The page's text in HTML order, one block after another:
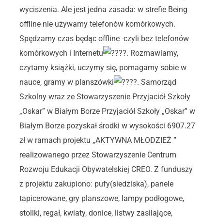
wyciszenia. Ale jest jedna zasada: w strefie Being
offline nie używamy telefonów komórkowych.
Spędzamy czas będąc offline -czyli bez telefonów
komórkowych i Internetu
. Rozmawiamy,
czytamy książki, uczymy się, pomagamy sobie w
nauce, gramy w planszówki
. Samorząd
Szkolny wraz ze Stowarzyszenie Przyjaciół Szkoły
„Oskar” w Białym Borze Przyjaciół Szkoły „Oskar” w
Białym Borze pozyskał środki w wysokości 6907.27
zł w ramach projektu „AKTYWNA MŁODZIEŻ ”
realizowanego przez Stowarzyszenie Centrum
Rozwoju Edukacji Obywatelskiej CREO. Z funduszy
z projektu zakupiono: pufy(siedziska), panele
tapicerowane, gry planszowe, lampy podłogowe,
stoliki, regał, kwiaty, donice, listwy zasilające,